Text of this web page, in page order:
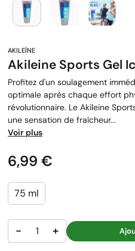
Akileine Sports Gel
Profitez d'un soulagement
optimale après chaque effort
révolutionnaire. Le Akileine
une sensation de fraîcheur...
Voir plus
Prix
6,99 €
75 ml
− +